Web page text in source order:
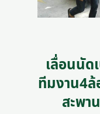
เลื่อนนัด
ทีมงาน4
สะพา